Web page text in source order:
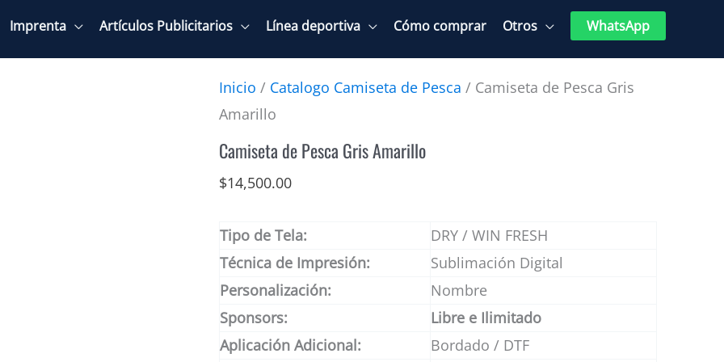
Imprenta Artículos Publicitarios Línea deportiva Cómo comprar Otros WhatsApp
Inicio / Catalogo Camiseta de Pesca / Camiseta de Pesca Gris
Amarillo
Camiseta de Pesca Gris Amarillo
$14,500.00
Tipo de Tela:
DRY / WIN FRESH
Técnica de Impresión:
Sublimación Digital
Personalización:
Nombre
Sponsors:
Libre e Ilimitado
Aplicación Adicional:
Bordado / DTF